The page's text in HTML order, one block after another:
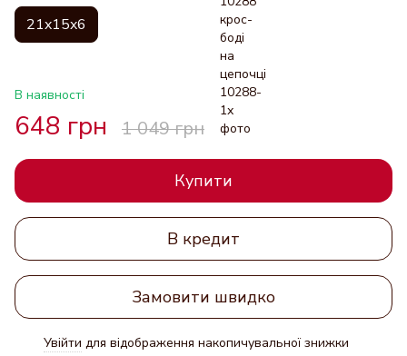
21x15x6
В наявності
648 грн 1 049 грн
Купити
В кредит
Замовити швидко
Увійти для відображення накопичувальної знижки